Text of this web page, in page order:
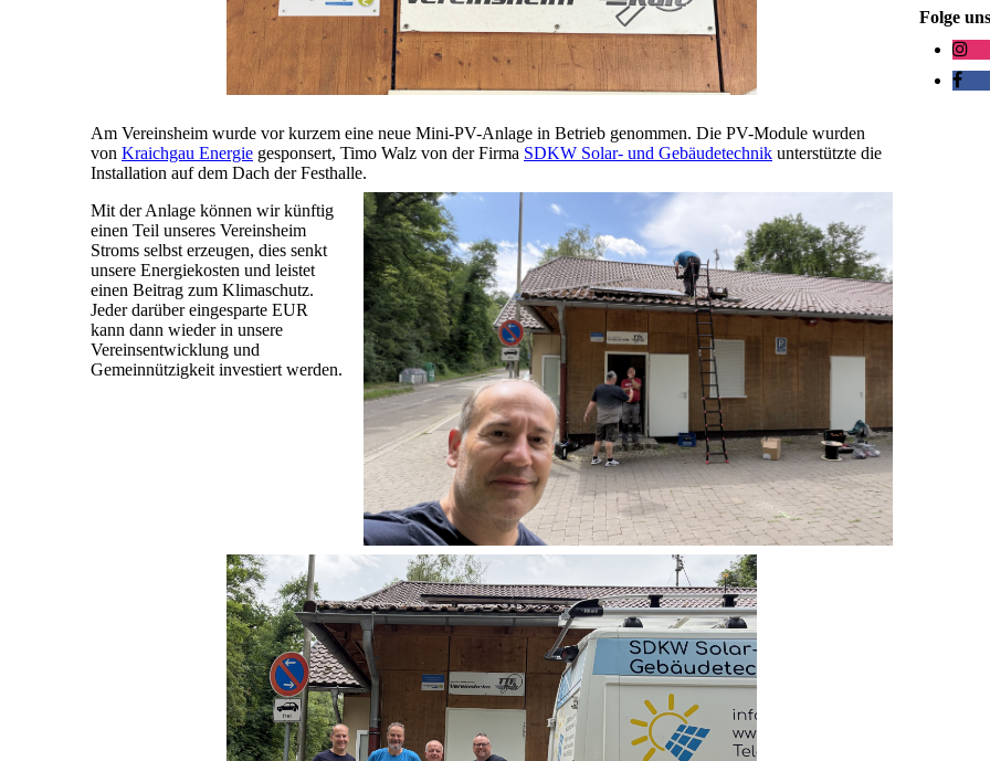
Am Vereinsheim wurde vor kurzem eine neue Mini-PV-Anlage in Betrieb genommen. Die PV-Module wurden
von Kraichgau Energie gesponsert, Timo Walz von der Firma SDKW Solar- und Gebäudetechnik unterstützte die
Installation auf dem Dach der Festhalle.
Mit der Anlage können wir künftig
einen Teil unseres Vereinsheim
Stroms selbst erzeugen, dies senkt
unsere Energiekosten und leistet
einen Beitrag zum Klimaschutz.
Jeder darüber eingesparte EUR
kann dann wieder in unsere
Vereinsentwicklung und
Gemeinnützigkeit investiert werden.
Folge